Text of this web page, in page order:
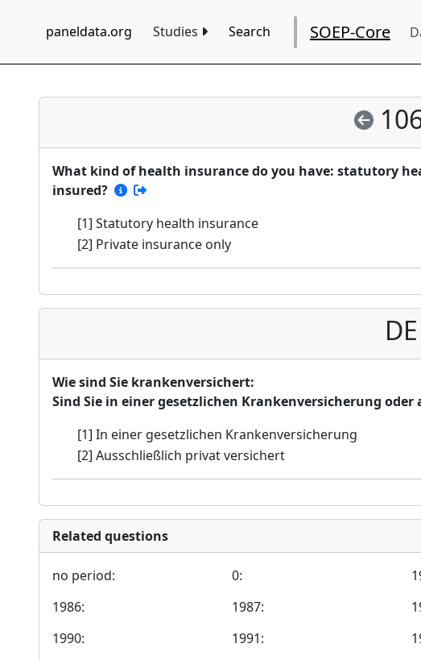
paneldata.org Studies Search SOEP-Core
What kind of health insurance do you have: statutory
insured?
[1] Statutory health insurance
[2] Private insurance only
DE
Wie sind Sie krankenversichert:
Sind Sie in einer gesetzlichen Krankenversicherung
[1] In einer gesetzlichen Krankenversicherung
[2] Ausschließlich privat versichert
Related questions
no period: 0:
1986:
1987:
1990:
1991: